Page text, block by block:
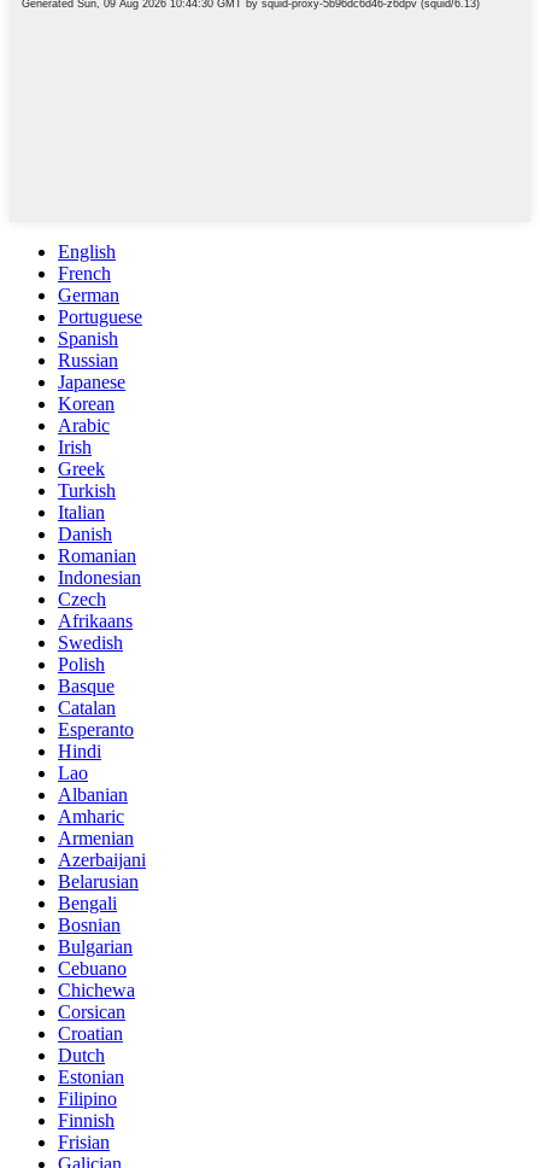
English
French
German
Portuguese
Spanish
Russian
Japanese
Korean
Arabic
Irish
Greek
Turkish
Italian
Danish
Romanian
Indonesian
Czech
Afrikaans
Swedish
Polish
Basque
Catalan
Esperanto
Hindi
Lao
Albanian
Amharic
Armenian
Azerbaijani
Belarusian
Bengali
Bosnian
Bulgarian
Cebuano
Chichewa
Corsican
Croatian
Dutch
Estonian
Filipino
Finnish
Frisian
Galician